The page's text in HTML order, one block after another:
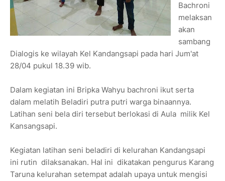
Bachroni
melaksan
akan
sambang
Dialogis ke wilayah Kel Kandangsapi pada hari Jum'at
28/04 pukul 18.39 wib.
Dalam kegiatan ini Bripka Wahyu bachroni ikut serta
dalam melatih Beladiri putra putri warga binaannya.
Latihan seni bela diri tersebut berlokasi di Aula milik Kel
Kansangsapi.
Kegiatan latihan seni beladiri di kelurahan Kandangsapi
ini rutin dilaksanakan. Hal ini dikatakan pengurus Karang
Taruna kelurahan setempat adalah upaya untuk mengisi